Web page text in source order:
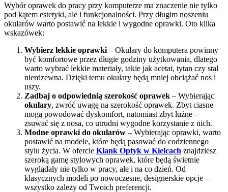
Wybór oprawek do pracy przy komputerze ma znaczenie nie tylko
pod kątem estetyki, ale i funkcjonalności. Przy długim noszeniu
okularów warto postawić na lekkie i wygodne oprawki. Oto kilka
wskazówek:
Wybierz lekkie oprawki – Okulary do komputera powinny
być komfortowe przez długie godziny użytkowania, dlatego
warto wybrać lekkie materiały, takie jak acetat, tytan czy stal
nierdzewna. Dzięki temu okulary będą mniej obciążać nos i
uszy.
Zadbaj o odpowiednią szerokość oprawek – Wybierając
okulary, zwróć uwagę na szerokość oprawek. Zbyt ciasne
mogą powodować dyskomfort, natomiast zbyt luźne –
zsuwać się z nosa, co utrudni wygodne korzystanie z nich.
Modne oprawki do okularów – Wybierając oprawki, warto
postawić na modele, które będą pasować do codziennego
stylu życia. W ofercie Klank Optyk w Kielcach znajdziesz
szeroką gamę stylowych oprawek, które będą świetnie
wyglądały nie tylko w pracy, ale i na co dzień. Od
klasycznych modeli po nowoczesne, designerskie opcje –
wszystko zależy od Twoich preferencji.